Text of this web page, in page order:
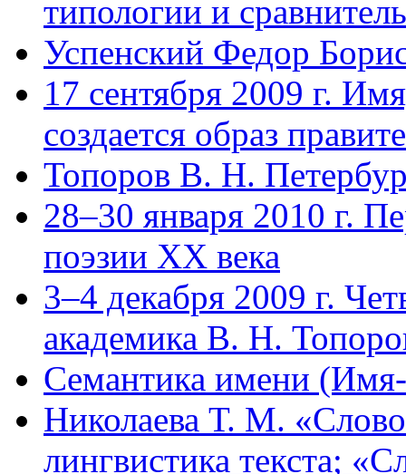
типологии и
Успенский Федор
17 сентября 2009 г.
создается образ
Топоров В. Н.
28–30 января 2010 г.
поэзии ХХ века
3–4 декабря 2009 г.
академика В. Н.
Семантика имени
Николаева Т. М.
лингвистика текста;